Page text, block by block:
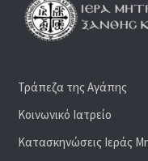
Τράπεζα της Αγάπης
Κοινωνικό Ιατρείο
Κατασκηνώσεις Ιεράς